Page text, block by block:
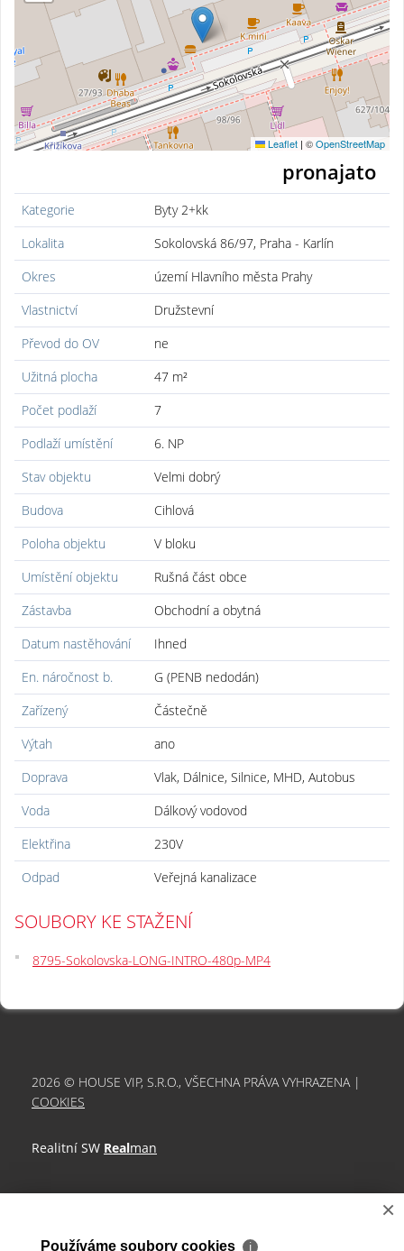
Leaflet | ©OpenStreetMap
pronajato
Kategorie
Byty 2+kk
Lokalita
Sokolovská 86/97, Praha - Karlín
Okres
území Hlavního města Prahy
Vlastnictví
Družstevní
Převod do OV
ne
Užitná plocha
47 m²
Počet podlaží
7
Podlaží umístění
6. NP
Stav objektu
Velmi dobrý
Budova
Cihlová
Poloha objektu
V bloku
Umístění objektu
Rušná část obce
Zástavba
Obchodní a obytná
Datum nastěhování
Ihned
En. náročnost b.
G (PENB nedodán)
Zařízený
Částečně
Výtah
ano
Doprava
Vlak, Dálnice, Silnice, MHD, Autobus
Voda
Dálkový vodovod
Elektřina
230V
Odpad
Veřejná kanalizace
SOUBORY KE STAŽENÍ
8795-Sokolovska-LONG-INTRO-480p-MP4
2026 © HOUSE VIP, S.R.O., VŠECHNA PRÁVA VYHRAZENA |
COOKIES
Realitní SW Realman
×
Používáme soubory cookies ℹ